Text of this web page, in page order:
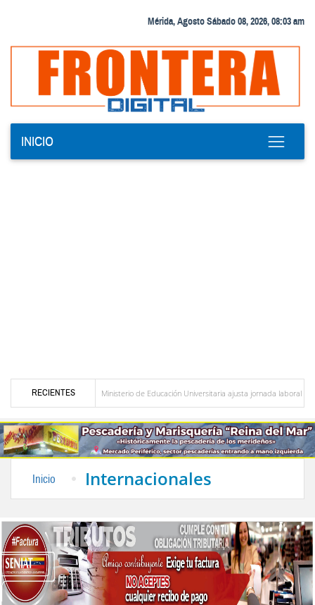
Mérida, Agosto Sábado 08, 2026, 08:03 am
INICIO
RECIENTES
El Vigía
Ministerio de Educación Universitaria ajusta jornada laboral para
Inicio Internacionales